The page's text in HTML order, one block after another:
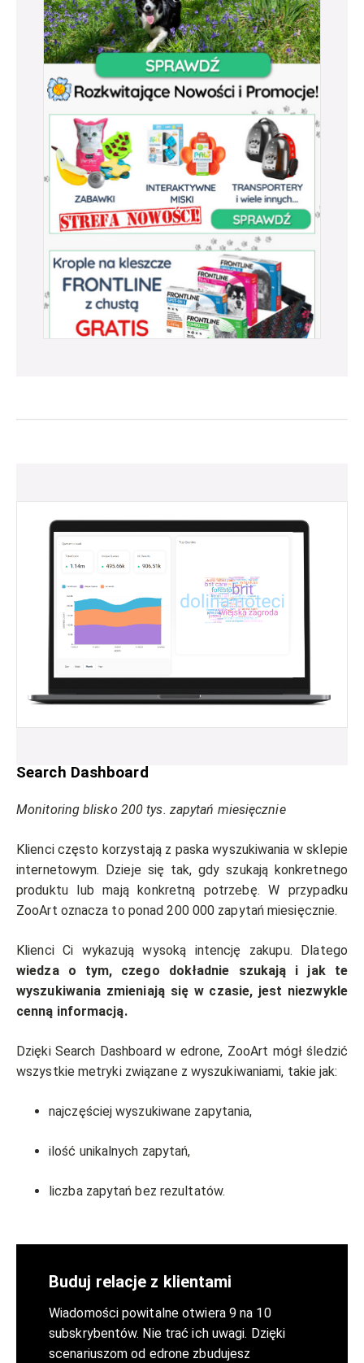
Search Dashboard
Monitoring blisko 200 tys. zapytań miesięcznie
Klienci często korzystają z paska wyszukiwania w sklepie
internetowym. Dzieje się tak, gdy szukają konkretnego
produktu lub mają konkretną potrzebę. W przypadku
ZooArt oznacza to ponad 200 000 zapytań miesięcznie.
Klienci Ci wykazują wysoką intencję zakupu. Dlatego
wiedza o tym, czego dokładnie szukają i jak te
wyszukiwania zmieniają się w czasie, jest niezwykle
cenną informacją.
Dzięki Search Dashboard w edrone, ZooArt mógł śledzić
wszystkie metryki związane z wyszukiwaniami, takie jak:
najczęściej wyszukiwane zapytania,
ilość unikalnych zapytań,
liczba zapytań bez rezultatów.
Buduj relacje z klientami
Wiadomości powitalne otwiera 9 na 10
subskrybentów. Nie trać ich uwagi. Dzięki
scenariuszom od edrone zbudujesz